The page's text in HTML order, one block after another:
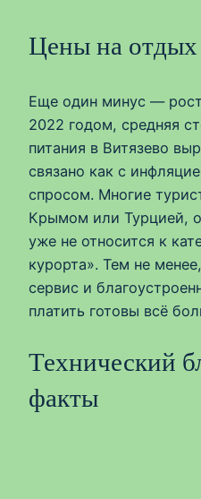
Цены на отдых
Еще один минус —
2022 годом, средняя
питания в Витязево
связано как с
спросом. Многие
Крымом или Турцией,
уже не относится к
курорта». Тем не
сервис и
платить готовы всё
Технический
факты